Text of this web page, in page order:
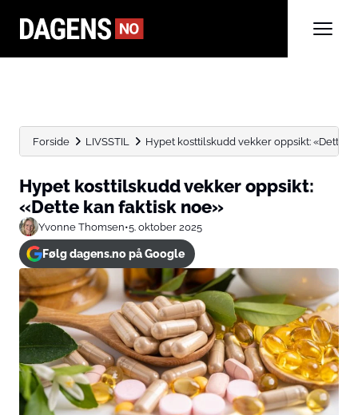
Forside LIVSSTIL Hypet kosttilskudd vekker oppsikt: «Dette
Hypet kosttilskudd vekker oppsikt:
«Dette kan faktisk noe»
Yvonne Thomsen•5. oktober 2025
Følg dagens.no på Google